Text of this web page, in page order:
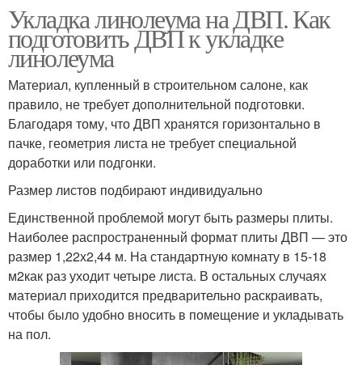
Укладка линолеума на ДВП. Как
подготовить ДВП к укладке
линолеума
Материал, купленный в строительном салоне, как
правило, не требует дополнительной подготовки.
Благодаря тому, что ДВП хранятся горизонтально в
пачке, геометрия листа не требует специальной
доработки или подгонки.
Размер листов подбирают индивидуально
Единственной проблемой могут быть размеры плиты.
Наиболее распространенный формат плиты ДВП — это
размер 1,22х2,44 м. На стандартную комнату в 15-18
м2как раз уходит четыре листа. В остальных случаях
материал приходится предварительно раскраивать,
чтобы было удобно вносить в помещение и укладывать
на пол.